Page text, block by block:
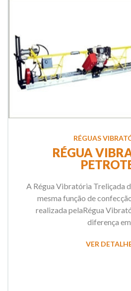
RÉGUAS
RÉGUA
A Régua Vibratória Treliçada
mesma função de
realizada pelaRégua
diferença
VER